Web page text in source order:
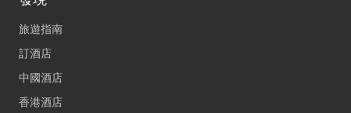
旅遊指南
訂酒店
中國酒店
香港酒店